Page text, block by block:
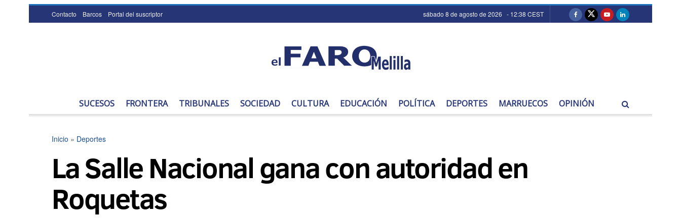
Contacto Barcos Portal del suscriptor sábado 8 de agosto de 2026 - 12:38 CEST
SUCESOS FRONTERA TRIBUNALES SOCIEDAD CULTURA EDUCACIÓN POLÍTICA DEPORTES MARRUECOS OPINIÓN
Inicio » Deportes
La Salle Nacional gana con autoridad en
Roquetas